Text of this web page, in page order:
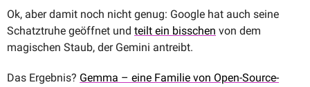
Ok, aber damit noch nicht genug: Google hat auch seine
Schatztruhe geöffnet und teilt ein bisschen von dem
magischen Staub, der Gemini antreibt.
Das Ergebnis? Gemma – eine Familie von Open-Source-